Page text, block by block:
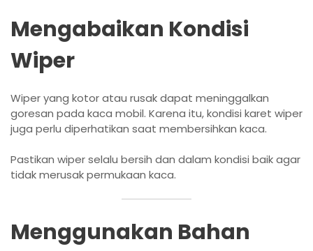
Mengabaikan Kondisi
Wiper
Wiper yang kotor atau rusak dapat meninggalkan
goresan pada kaca mobil. Karena itu, kondisi karet wiper
juga perlu diperhatikan saat membersihkan kaca.
Pastikan wiper selalu bersih dan dalam kondisi baik agar
tidak merusak permukaan kaca.
Menggunakan Bahan